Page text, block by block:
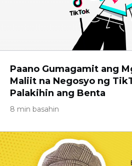
Paano Gumagamit ang
Maliit na Negosyo ng
Palakihin ang Benta
8 min basahin